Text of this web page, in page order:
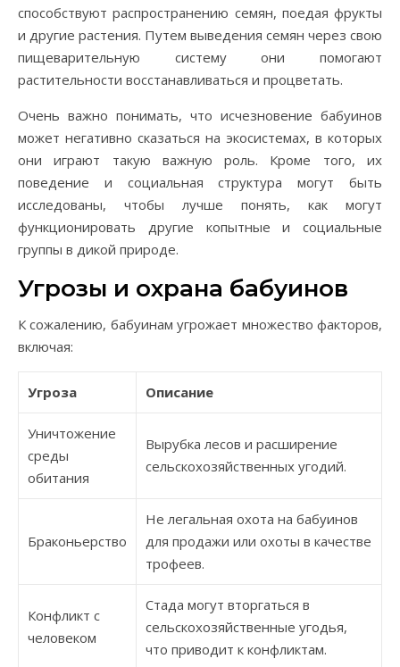
способствуют распространению семян, поедая фрукты
и другие растения. Путем выведения семян через свою
пищеварительную систему они помогают
растительности восстанавливаться и процветать.
Очень важно понимать, что исчезновение бабуинов
может негативно сказаться на экосистемах, в которых
они играют такую важную роль. Кроме того, их
поведение и социальная структура могут быть
исследованы, чтобы лучше понять, как могут
функционировать другие копытные и социальные
группы в дикой природе.
Угрозы и охрана бабуинов
К сожалению, бабуинам угрожает множество факторов,
включая:
Угроза Описание
Уничтожение
среды
обитания
Вырубка лесов и расширение
сельскохозяйственных угодий.
Браконьерство
Не легальная охота на бабуинов
для продажи или охоты в качестве
трофеев.
Конфликт с
человеком
Стада могут вторгаться в
сельскохозяйственные угодья,
что приводит к конфликтам.